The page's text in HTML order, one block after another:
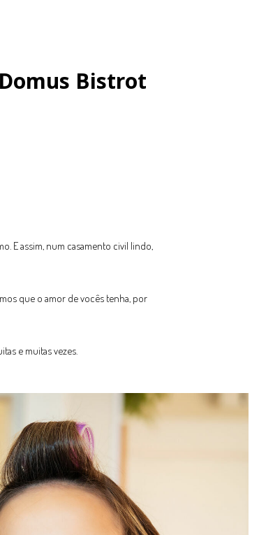
Bistrot
E assim, num casamento civil lindo,
que o amor de vocês tenha, por
e muitas vezes.